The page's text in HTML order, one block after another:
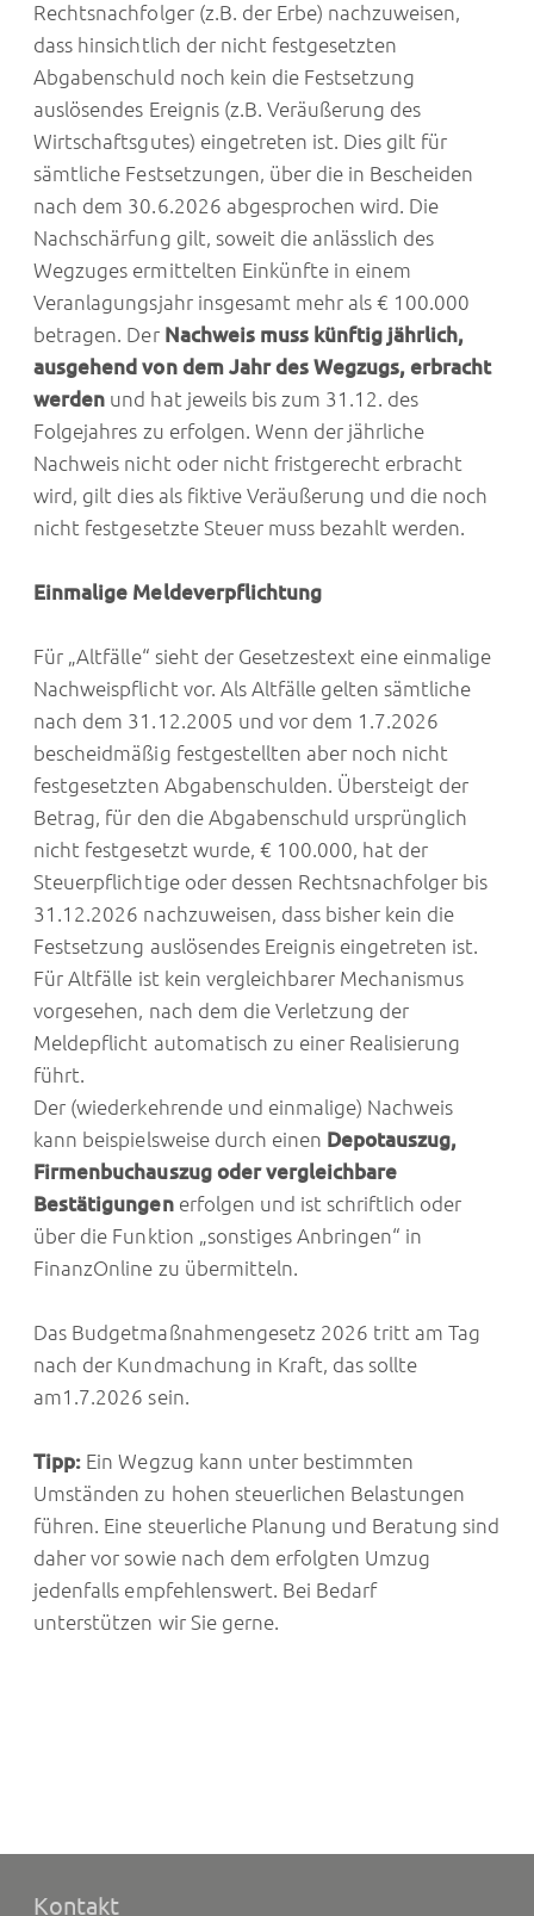
Rechtsnachfolger (z.B. der Erbe) nachzuweisen,
dass hinsichtlich der nicht festgesetzten
Abgabenschuld noch kein die Festsetzung
auslösendes Ereignis (z.B. Veräußerung des
Wirtschaftsgutes) eingetreten ist. Dies gilt für
sämtliche Festsetzungen, über die in Bescheiden
nach dem 30.6.2026 abgesprochen wird. Die
Nachschärfung gilt, soweit die anlässlich des
Wegzuges ermittelten Einkünfte in einem
Veranlagungsjahr insgesamt mehr als € 100.000
betragen. Der Nachweis muss künftig jährlich,
ausgehend von dem Jahr des Wegzugs, erbracht
werden und hat jeweils bis zum 31.12. des
Folgejahres zu erfolgen. Wenn der jährliche
Nachweis nicht oder nicht fristgerecht erbracht
wird, gilt dies als fiktive Veräußerung und die noch
nicht festgesetzte Steuer muss bezahlt werden.
Einmalige Meldeverpflichtung
Für „Altfälle“ sieht der Gesetzestext eine einmalige
Nachweispflicht vor. Als Altfälle gelten sämtliche
nach dem 31.12.2005 und vor dem 1.7.2026
bescheidmäßig festgestellten aber noch nicht
festgesetzten Abgabenschulden. Übersteigt der
Betrag, für den die Abgabenschuld ursprünglich
nicht festgesetzt wurde, € 100.000, hat der
Steuerpflichtige oder dessen Rechtsnachfolger bis
31.12.2026 nachzuweisen, dass bisher kein die
Festsetzung auslösendes Ereignis eingetreten ist.
Für Altfälle ist kein vergleichbarer Mechanismus
vorgesehen, nach dem die Verletzung der
Meldepflicht automatisch zu einer Realisierung
führt.
Der (wiederkehrende und einmalige) Nachweis
kann beispielsweise durch einen Depotauszug,
Firmenbuchauszug oder vergleichbare
Bestätigungenerfolgen und ist schriftlich oder
über die Funktion „sonstiges Anbringen“ in
FinanzOnline zu übermitteln.
Das Budgetmaßnahmengesetz 2026 tritt am Tag
nach der Kundmachung in Kraft, das sollte
am1.7.2026 sein.
Tipp: Ein Wegzug kann unter bestimmten
Umständen zu hohen steuerlichen Belastungen
führen. Eine steuerliche Planung und Beratung sind
daher vor sowie nach dem erfolgten Umzug
jedenfalls empfehlenswert. Bei Bedarf
unterstützen wir Sie gerne.
Kontakt